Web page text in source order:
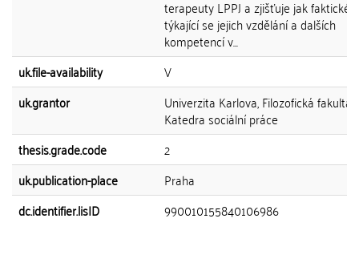
terapeuty LPPJ a zjišťuje jak faktické
týkající se jejich vzdělání a dalších
kompetencí v...
uk.file-availability
V
uk.grantor
Univerzita Karlova, Filozofická fakulta,
Katedra sociální práce
thesis.grade.code
2
uk.publication-place
Praha
dc.identifier.lisID
990010155840106986